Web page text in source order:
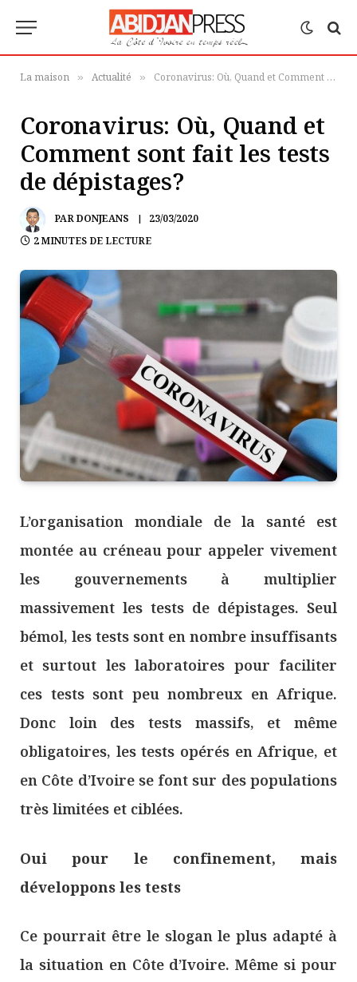
La maison » Actualité » Coronavirus: Où, Quand et Comment sont fait les tests de dépistages?
Coronavirus: Où, Quand et
Comment sont fait les tests
de dépistages?
PARDONJEANS
23/03/2020
2 MINUTES DE LECTURE
L’organisation mondiale de la santé est
montée au créneau pour appeler vivement
les gouvernements à multiplier
massivement les tests de dépistages. Seul
bémol, les tests sont en nombre insuffisants
et surtout les laboratoires pour faciliter
ces tests sont peu nombreux en Afrique.
Donc loin des tests massifs, et même
obligatoires, les tests opérés en Afrique, et
en Côte d’Ivoire se font sur des populations
très limitées et ciblées.
Oui pour le confinement, mais
développons les tests
Ce pourrait être le slogan le plus adapté à
la situation en Côte d’Ivoire. Même si pour